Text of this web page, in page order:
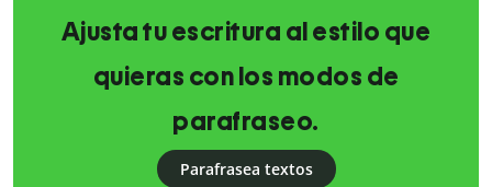
Ajusta tu escritura al estilo que
quieras con los modos de
parafraseo.
Parafrasea textos